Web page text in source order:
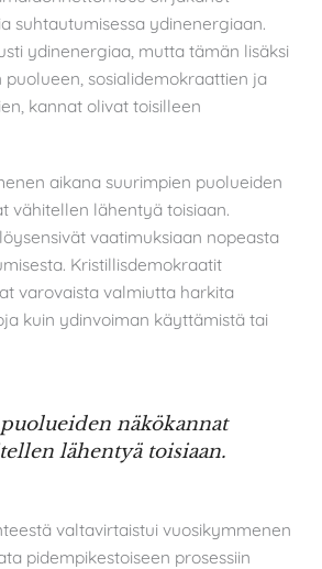
suhtautumisessa ydinenergiaan.
ydinenergiaa, mutta tämän lisäksi
sosialidemokraattien ja
kannat olivat toisilleen
aikana suurimpien puolueiden
vähitellen lähentyä toisiaan.
vaatimuksiaan nopeasta
Kristillisdemokraatit
varovaista valmiutta harkita
kuin ydinvoiman käyttämistä tai
näkökannat
lähentyä toisiaan.
valtavirtaistui vuosikymmenen
pidempikestoiseen prosessiin